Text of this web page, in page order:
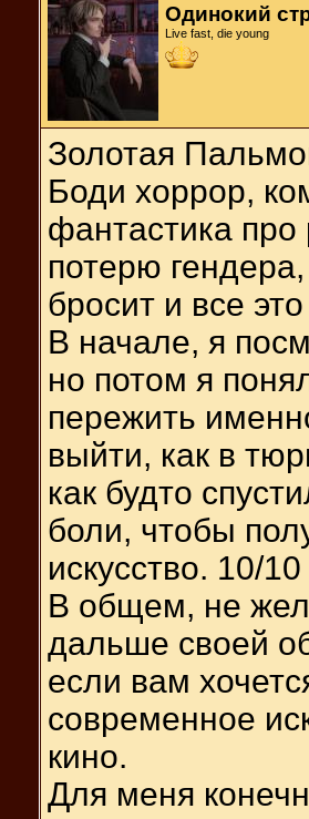
Одинокий
Live fast, die young
Золотая
Боди хоррор,
фантастика про
потерю
бросит и все
В начале, я
но потом я
пережить
выйти, как в
как будто
боли, чтобы
искусство. 10/10
В общем, не
дальше своей
если вам
современное
кино.
Для меня